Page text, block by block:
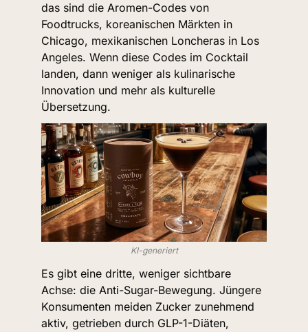
das sind die Aromen-Codes von
Foodtrucks, koreanischen Märkten in
Chicago, mexikanischen Loncheras in Los
Angeles. Wenn diese Codes im Cocktail
landen, dann weniger als kulinarische
Innovation und mehr als kulturelle
Übersetzung.
KI-generiert
Es gibt eine dritte, weniger sichtbare
Achse: die Anti-Sugar-Bewegung. Jüngere
Konsumenten meiden Zucker zunehmend
aktiv, getrieben durch GLP-1-Diäten,